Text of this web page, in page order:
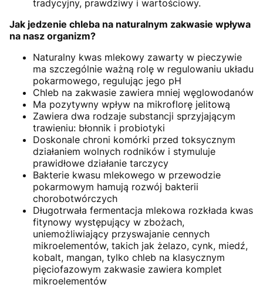
tradycyjny, prawdziwy i wartościowy.
Jak jedzenie chleba na naturalnym zakwasie wpływa
na nasz organizm?
Naturalny kwas mlekowy zawarty w pieczywie
ma szczególnie ważną rolę w regulowaniu układu
pokarmowego, regulując jego pH
Chleb na zakwasie zawiera mniej węglowodanów
Ma pozytywny wpływ na mikroflorę jelitową
Zawiera dwa rodzaje substancji sprzyjającym
trawieniu: błonnik i probiotyki
Doskonale chroni komórki przed toksycznym
działaniem wolnych rodników i stymuluje
prawidłowe działanie tarczycy
Bakterie kwasu mlekowego w przewodzie
pokarmowym hamują rozwój bakterii
chorobotwórczych
Długotrwała fermentacja mlekowa rozkłada kwas
fitynowy występujący w zbożach,
uniemożliwiający przyswajanie cennych
mikroelementów, takich jak żelazo, cynk, miedź,
kobalt, mangan, tylko chleb na klasycznym
pięciofazowym zakwasie zawiera komplet
mikroelementów